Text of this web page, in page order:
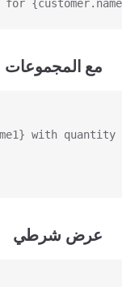
مع المجموعات
with
عرض شرطي